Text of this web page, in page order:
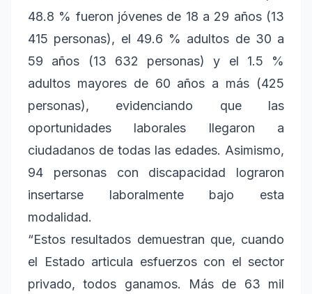
48.8 % fueron jóvenes de 18 a 29 años (13
415 personas), el 49.6 % adultos de 30 a
59 años (13 632 personas) y el 1.5 %
adultos mayores de 60 años a más (425
personas), evidenciando que las
oportunidades laborales llegaron a
ciudadanos de todas las edades. Asimismo,
94 personas con discapacidad lograron
insertarse laboralmente bajo esta
modalidad.
“Estos resultados demuestran que, cuando
el Estado articula esfuerzos con el sector
privado, todos ganamos. Más de 63 mil